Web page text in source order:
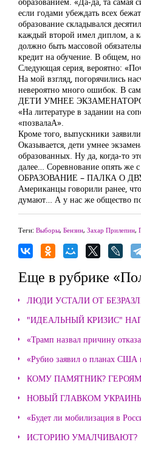
если годами убеждать всех
образование складывался
каждый второй имел диплом, а
должно быть массовой
кредит на обучение. В общем,
Следующая серия, вероятно:
На мой взгляд, погорячились
невероятно много ошибок. В
ДЕТИ УМНЕЕ
«На литературе в задании на
«позвалаА».
Кроме того, выпускники
Оказывается, дети умнее
образованных. Ну да, когда-то
далее… Соревнование опять же
ОБРАЗОВАНИЕ – ПАЛКА О
Американцы говорили ранее,
думают… А у нас же общество
Теги: Выборы, Бензин, Захар Прилепин,
Еще в рубрике
ЛЮДИ УСТАЛИ ОТ
"ИДЕАЛЬНЫЙ КРИЗИС"
«Трамп назвал причину
«Рубио заявил о планах США
КОМУ ПАМЯТНИК?
НОВЫЙ ГЛАВКОМ
«Будет ли мобилизация в
ИСТОРИЮ УМАЛЧИВАЮТ?